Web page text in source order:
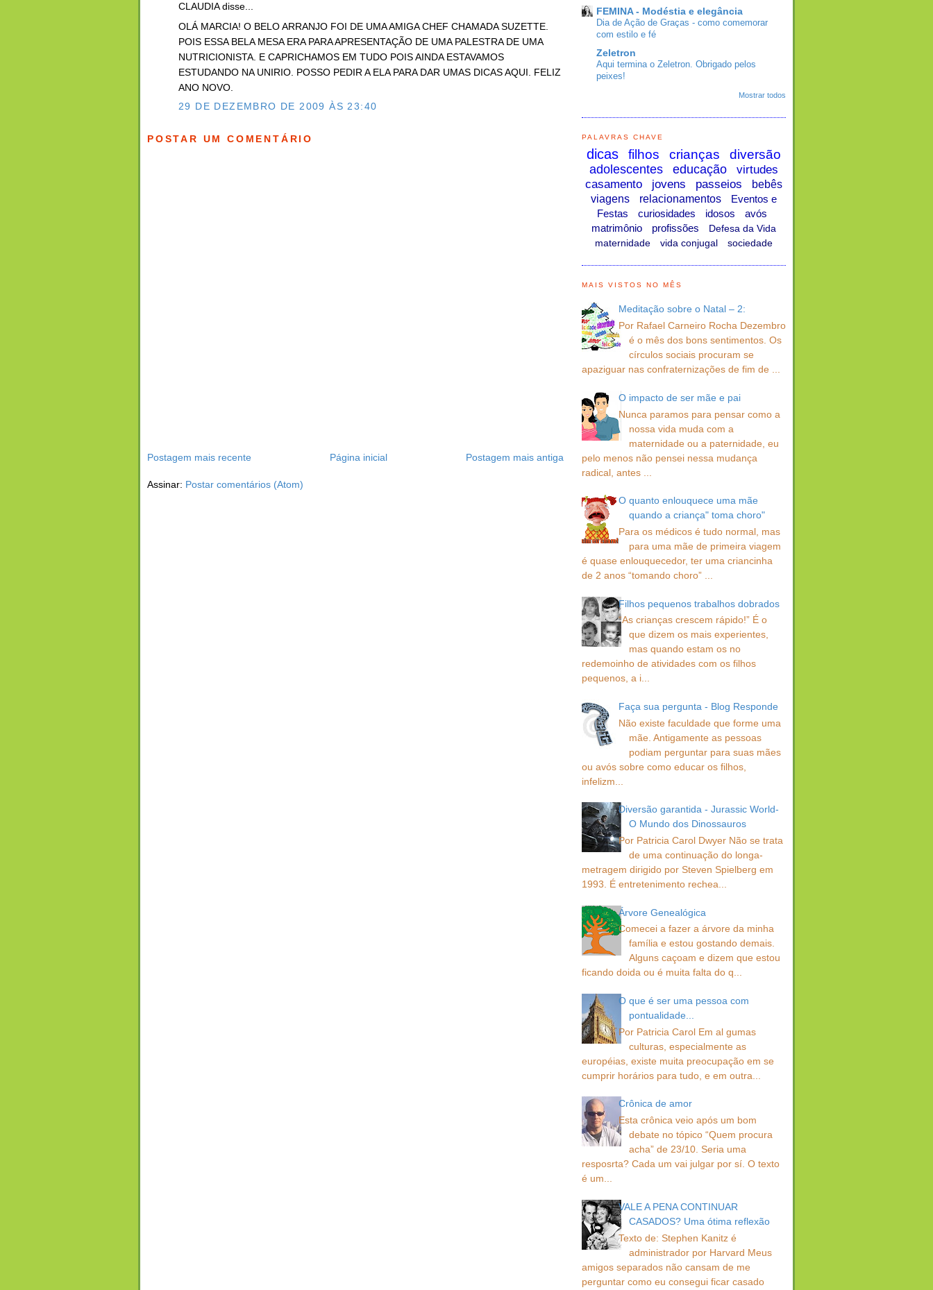
CLAUDIA disse...
OLÁ MARCIA! O BELO ARRANJO FOI DE UMA AMIGA CHEF CHAMADA SUZETTE.
POIS ESSA BELA MESA ERA PARA APRESENTAÇÃO DE UMA PALESTRA DE UMA
NUTRICIONISTA. E CAPRICHAMOS EM TUDO POIS AINDA ESTAVAMOS
ESTUDANDO NA UNIRIO. POSSO PEDIR A ELA PARA DAR UMAS DICAS AQUI. FELIZ
ANO NOVO.
29 DE DEZEMBRO DE 2009 ÀS 23:40
POSTAR UM COMENTÁRIO
Postagem mais recente Postagem mais antiga
Página inicial
Assinar: Postar comentários (Atom)
FEMINA - Modéstia e elegância
Dia de Ação de Graças - como comemorar
com estilo e fé
Zeletron
Aqui termina o Zeletron. Obrigado pelos
peixes!
Mostrar todos
PALAVRAS CHAVE
dicas filhos crianças diversão
adolescentes educação
virtudes
casamento
jovens passeios
bebês
viagens
relacionamentos
Eventos e
Festas
curiosidades idosos
avós
matrimônio
profissões
Defesa da Vida
maternidade
vida conjugal sociedade
MAIS VISTOS NO MÊS
Meditação sobre o Natal – 2:
Por Rafael Carneiro Rocha Dezembro
é o mês dos bons sentimentos. Os
círculos sociais procuram se
apaziguar nas confraternizações de fim de ...
O impacto de ser mãe e pai
Nunca paramos para pensar como a
nossa vida muda com a
maternidade ou a paternidade, eu
pelo menos não pensei nessa mudança
radical, antes ...
O quanto enlouquece uma mãe
quando a criança" toma choro"
Para os médicos é tudo normal, mas
para uma mãe de primeira viagem
é quase enlouquecedor, ter uma criancinha
de 2 anos “tomando choro” ...
Filhos pequenos trabalhos dobrados
“As crianças crescem rápido!” É o
que dizem os mais experientes,
mas quando estam os no
redemoinho de atividades com os filhos
pequenos, a i...
Faça sua pergunta - Blog Responde
Não existe faculdade que forme uma
mãe. Antigamente as pessoas
podiam perguntar para suas mães
ou avós sobre como educar os filhos,
infelizm...
Diversão garantida - Jurassic World-
O Mundo dos Dinossauros
Por Patricia Carol Dwyer Não se trata
de uma continuação do longa-
metragem dirigido por Steven Spielberg em
1993. É entretenimento rechea...
Árvore Genealógica
Comecei a fazer a árvore da minha
família e estou gostando demais.
Alguns caçoam e dizem que estou
ficando doida ou é muita falta do q...
O que é ser uma pessoa com
pontualidade...
Por Patricia Carol Em al gumas
culturas, especialmente as
européias, existe muita preocupação em se
cumprir horários para tudo, e em outra...
Crônica de amor
Esta crônica veio após um bom
debate no tópico “Quem procura
acha” de 23/10. Seria uma
resposrta? Cada um vai julgar por sí. O texto
é um...
VALE A PENA CONTINUAR
CASADOS? Uma ótima reflexão
Texto de: Stephen Kanitz é
administrador por Harvard Meus
amigos separados não cansam de me
perguntar como eu consegui ficar casado